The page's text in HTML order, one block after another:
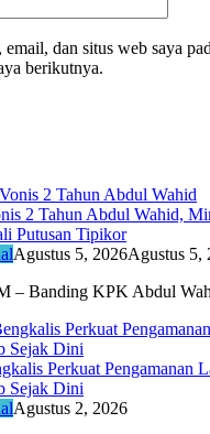
email, dan situs web saya
berikutnya.
2 Tahun Abdul Wahid,
Putusan Tipikor
Agustus 5, 2026Agustus 5,
– Banding KPK Abdul
Perkuat Pengamanan
Sejak Dini
Agustus 2, 2026